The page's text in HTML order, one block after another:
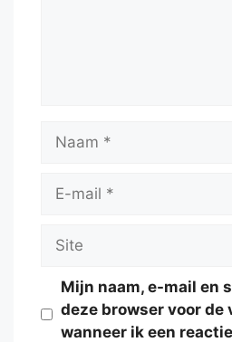
Naam
Site
Mijn naam, e-mail en
deze browser voor de
wanneer ik een